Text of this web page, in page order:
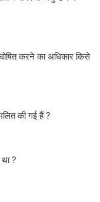
करने का अधिकार किसे
की गई हैं ?
?